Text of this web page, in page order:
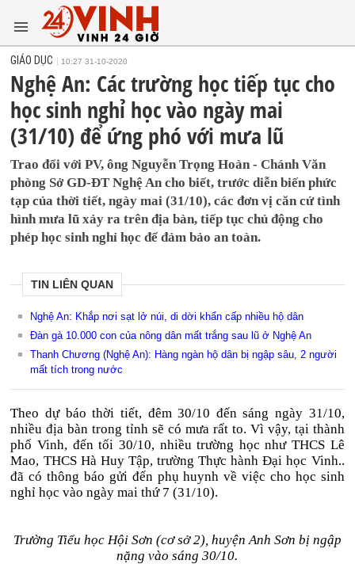
GIÁO DỤC 10:27 31-10-2020
Nghệ An: Các trường học tiếp tục cho
học sinh nghỉ học vào ngày mai
(31/10) để ứng phó với mưa lũ
Trao đổi với PV, ông Nguyễn Trọng Hoàn - Chánh Văn
phòng Sở GD-ĐT Nghệ An cho biết, trước diễn biến phức
tạp của thời tiết, ngày mai (31/10), các đơn vị căn cứ tình
hình mưa lũ xảy ra trên địa bàn, tiếp tục chủ động cho
phép học sinh nghỉ học để đảm bảo an toàn.
TIN LIÊN QUAN
Nghệ An: Khắp nơi sạt lở núi, di dời khẩn cấp nhiều hộ dân
Đàn gà 10.000 con của nông dân mất trắng sau lũ ở Nghệ An
Thanh Chương (Nghệ An): Hàng ngàn hộ dân bị ngập sâu, 2 người
mất tích trong nước
Theo dự báo thời tiết, đêm 30/10 đến sáng ngày 31/10,
nhiều địa bàn trong tỉnh sẽ có mưa rất to. Vì vậy, tại thành
phố Vinh, đến tối 30/10, nhiều trường học như THCS Lê
Mao, THCS Hà Huy Tập, trường Thực hành Đại học Vinh..
đã có thông báo gửi đến phụ huynh về việc cho học sinh
nghỉ học vào ngày mai thứ 7 (31/10).
Trường Tiểu học Hội Sơn (cơ sở 2), huyện Anh Sơn bị ngập
nặng vào sáng 30/10.